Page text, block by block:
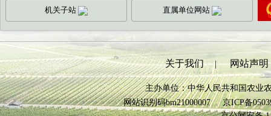
机关子站 直属单位网站
关于我们 | 网站声明
主办单位：中华人民共和国农业
网站识别码bm21000007京ICP备